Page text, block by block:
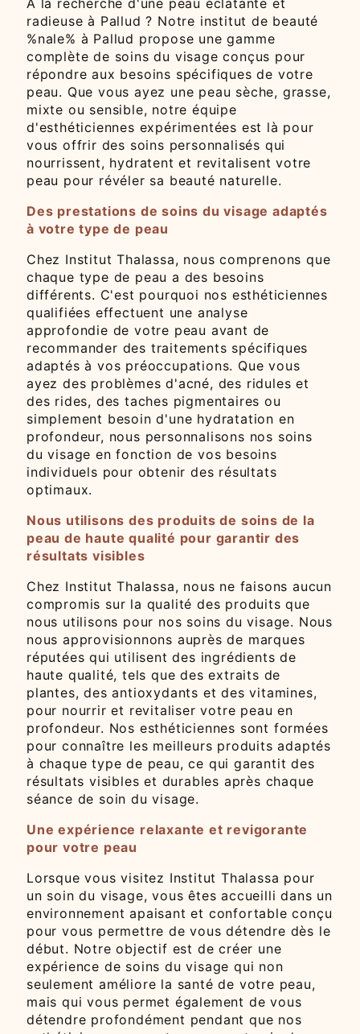
radieuse à Pallud ? Notre institut de beauté
%nale% à Pallud propose une gamme
complète de soins du visage conçus pour
répondre aux besoins spécifiques de votre
peau. Que vous ayez une peau sèche, grasse,
mixte ou sensible, notre équipe
d'esthéticiennes expérimentées est là pour
vous offrir des soins personnalisés qui
nourrissent, hydratent et revitalisent votre
peau pour révéler sa beauté naturelle.
Des prestations de soins du visage adaptés
à votre type de peau
Chez Institut Thalassa, nous comprenons que
chaque type de peau a des besoins
différents. C'est pourquoi nos esthéticiennes
qualifiées effectuent une analyse
approfondie de votre peau avant de
recommander des traitements spécifiques
adaptés à vos préoccupations. Que vous
ayez des problèmes d'acné, des ridules et
des rides, des taches pigmentaires ou
simplement besoin d'une hydratation en
profondeur, nous personnalisons nos soins
du visage en fonction de vos besoins
individuels pour obtenir des résultats
optimaux.
Nous utilisons des produits de soins de la
peau de haute qualité pour garantir des
résultats visibles
Chez Institut Thalassa, nous ne faisons aucun
compromis sur la qualité des produits que
nous utilisons pour nos soins du visage. Nous
nous approvisionnons auprès de marques
réputées qui utilisent des ingrédients de
haute qualité, tels que des extraits de
plantes, des antioxydants et des vitamines,
pour nourrir et revitaliser votre peau en
profondeur. Nos esthéticiennes sont formées
pour connaître les meilleurs produits adaptés
à chaque type de peau, ce qui garantit des
résultats visibles et durables après chaque
séance de soin du visage.
Une expérience relaxante et revigorante
pour votre peau
Lorsque vous visitez Institut Thalassa pour
un soin du visage, vous êtes accueilli dans un
environnement apaisant et confortable conçu
pour vous permettre de vous détendre dès le
début. Notre objectif est de créer une
expérience de soins du visage qui non
seulement améliore la santé de votre peau,
mais qui vous permet également de vous
détendre profondément pendant que nos